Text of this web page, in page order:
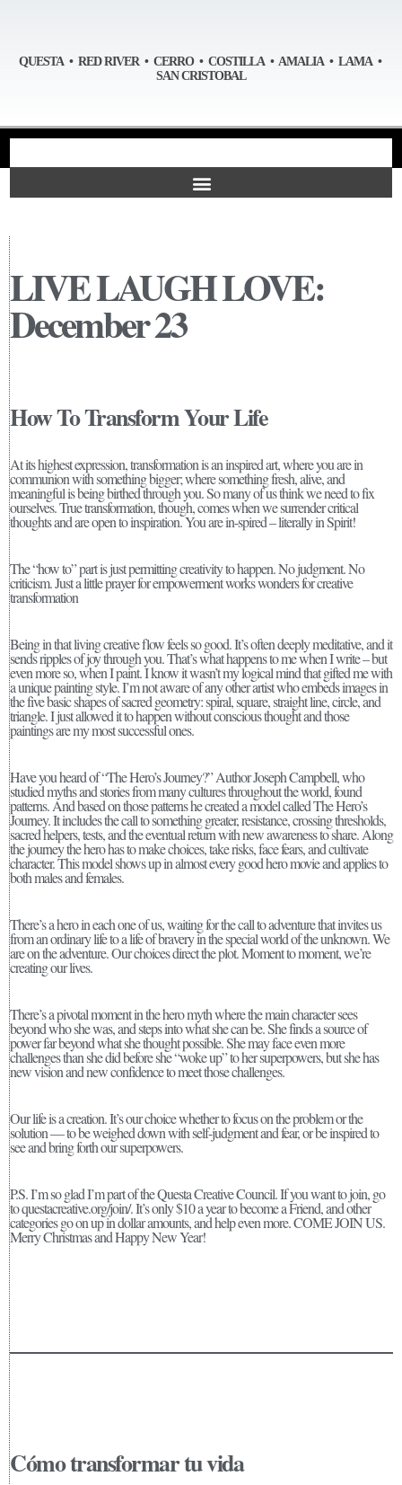
QUESTA • RED RIVER • CERRO • COSTILLA • AMALIA • LAMA •
SAN CRISTOBAL
LIVE LAUGH LOVE:
December 23
How To Transform Your Life
At its highest expression, transformation is an inspired art, where you are in
communion with something bigger; where something fresh, alive, and
meaningful is being birthed through you. So many of us think we need to fix
ourselves. True transformation, though, comes when we surrender critical
thoughts and are open to inspiration. You are in-spired – literally in Spirit!
The “how to” part is just permitting creativity to happen. No judgment. No
criticism. Just a little prayer for empowerment works wonders for creative
transformation
Being in that living creative flow feels so good. It’s often deeply meditative, and it
sends ripples of joy through you. That’s what happens to me when I write – but
even more so, when I paint. I know it wasn’t my logical mind that gifted me with
a unique painting style. I’m not aware of any other artist who embeds images in
the five basic shapes of sacred geometry: spiral, square, straight line, circle, and
triangle. I just allowed it to happen without conscious thought and those
paintings are my most successful ones.
Have you heard of “The Hero’s Journey?” Author Joseph Campbell, who
studied myths and stories from many cultures throughout the world, found
patterns. And based on those patterns he created a model called The Hero’s
Journey. It includes the call to something greater, resistance, crossing thresholds,
sacred helpers, tests, and the eventual return with new awareness to share. Along
the journey the hero has to make choices, take risks, face fears, and cultivate
character. This model shows up in almost every good hero movie and applies to
both males and females.
There’s a hero in each one of us, waiting for the call to adventure that invites us
from an ordinary life to a life of bravery in the special world of the unknown. We
are on the adventure. Our choices direct the plot. Moment to moment, we’re
creating our lives.
There’s a pivotal moment in the hero myth where the main character sees
beyond who she was, and steps into what she can be. She finds a source of
power far beyond what she thought possible. She may face even more
challenges than she did before she “woke up” to her superpowers, but she has
new vision and new confidence to meet those challenges.
Our life is a creation. It’s our choice whether to focus on the problem or the
solution — to be weighed down with self-judgment and fear, or be inspired to
see and bring forth our superpowers.
P.S. I’m so glad I’m part of the Questa Creative Council. If you want to join, go
to questacreative.org/join/. It’s only $10 a year to become a Friend, and other
categories go on up in dollar amounts, and help even more. COME JOIN US.
Merry Christmas and Happy New Year!
Cómo transformar tu vida